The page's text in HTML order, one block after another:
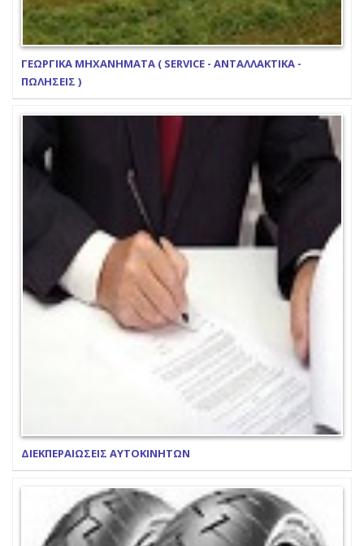
ΓΕΩΡΓΙΚΑ ΜΗΧΑΝΗΜΑΤΑ ( SERVICE - ΑΝΤΑΛΛΑΚΤΙΚΑ -
ΠΩΛΗΣΕΙΣ )
ΔΙΕΚΠΕΡΑΙΩΣΕΙΣ ΑΥΤΟΚΙΝΗΤΩΝ